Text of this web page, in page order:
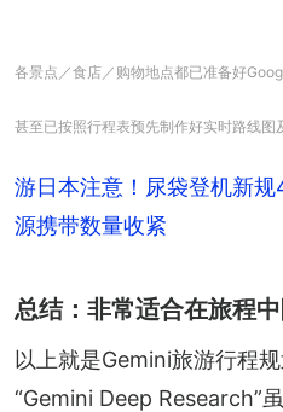
各景点／食店／购物地点都已准备好
甚至已按照行程表预先制作好实时路线图
游日本注意！尿袋登机新
源携带数量收紧
总结：非常适合在旅程
以上就是Gemini旅游行程
“Gemini Deep Research”